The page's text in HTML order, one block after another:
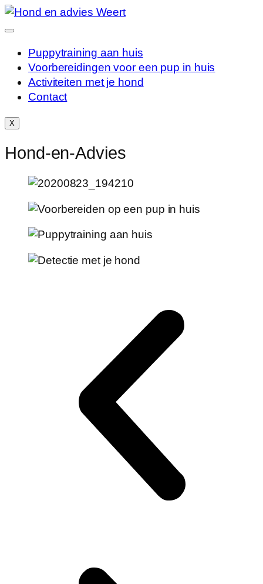
Ga
naar
inhoudPuppytraining aan huis
Voorbereidingen voor een pup in huis
Activiteiten met je hond
Contact
X
Hond-en-Advies